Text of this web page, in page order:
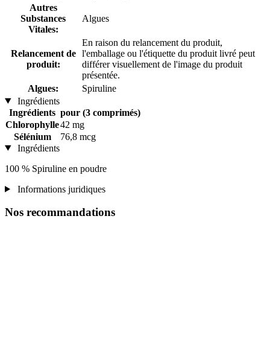
Autres
Substances
Vitales:
Algues
Relancement de
produit:
En raison du relancement du produit,
l'emballage ou l'étiquette du produit livré peut
différer visuellement de l'image du produit
présentée.
Algues:
Spiruline
Ingrédients
Ingrédients pour (3 comprimés)
Chlorophylle42 mg
Sélénium
76,8 mcg
Ingrédients
100 % Spiruline en poudre
Informations juridiques
Nos recommandations